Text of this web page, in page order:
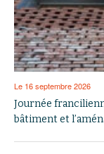
Le 16 septembre 2026
Journée
bâtiment et